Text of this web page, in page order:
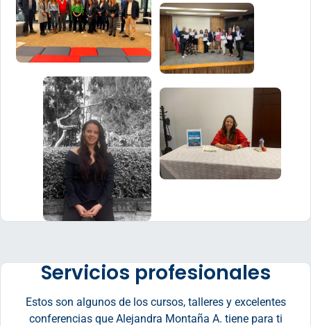
Servicios profesionales
Estos son algunos de los cursos, talleres y excelentes
conferencias que Alejandra Montaña A. tiene para ti